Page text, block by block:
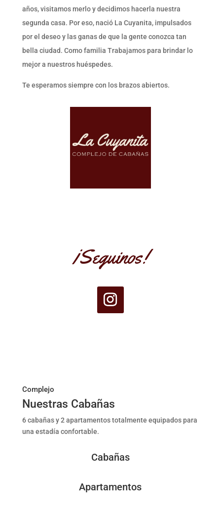
años, visitamos merlo y decidimos hacerla nuestra
segunda casa. Por eso, nació La Cuyanita, impulsados
por el deseo y las ganas de que la gente conozca tan
bella ciudad. Como familia Trabajamos para brindar lo
mejor a nuestros huéspedes.
Te esperamos siempre con los brazos abiertos.
¡Seguinos!
Complejo
Nuestras Cabañas
6 cabañas y 2 apartamentos totalmente equipados para
una estadía confortable.
Cabañas
Apartamentos